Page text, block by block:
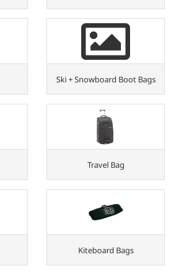
Ski + Snowboard Boot Bags
Travel Bag
Kiteboard Bags